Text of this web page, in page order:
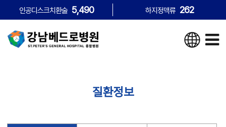
인공디스크치환술 5,490 하지정맥류 262
질환정보